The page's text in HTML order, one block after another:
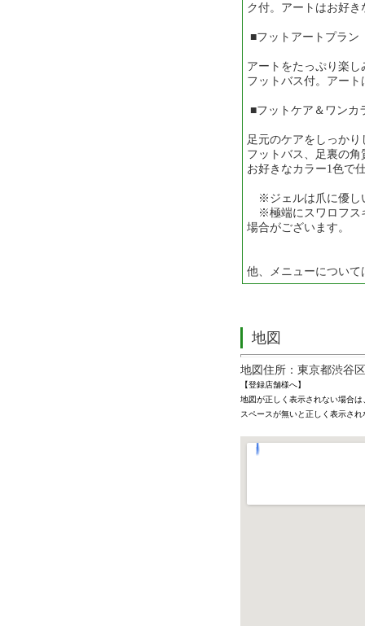
ク付。アートはお好
■フットアー
アートをたっぷり楽
フットバス付。アー
■フットケア＆ワン
足元のケアをしっか
フットバス、足裏の
お好きなカラー1色で
※ジェルは爪に優し
※極端にスワロフス
場合がございます。
他、メニューについ
地図
地図住所：東京都渋谷
【登録店舗様へ】
地図が正しく表示されない場合
スペースが無いと正しく表示さ